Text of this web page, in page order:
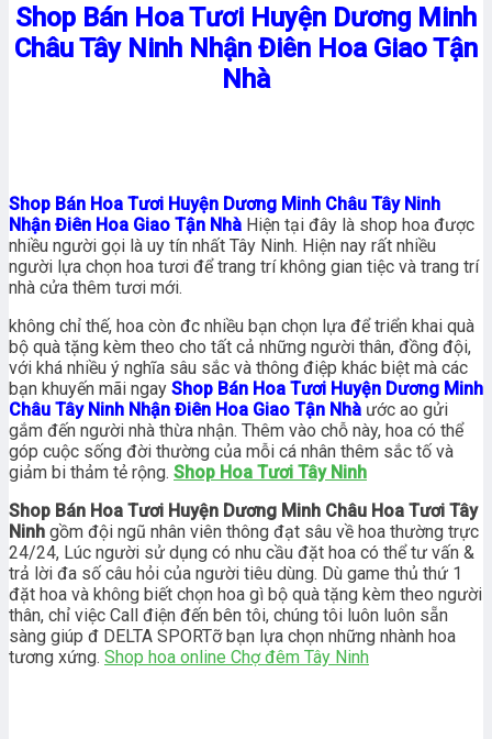
Shop Bán Hoa Tươi Huyện Dương Minh
Châu Tây Ninh Nhận Điên Hoa Giao Tận
Nhà
Shop Bán Hoa Tươi Huyện Dương Minh Châu Tây Ninh
Nhận Điên Hoa Giao Tận Nhà Hiện tại đây là shop hoa được
nhiều người gọi là uy tín nhất Tây Ninh. Hiện nay rất nhiều
người lựa chọn hoa tươi để trang trí không gian tiệc và trang trí
nhà cửa thêm tươi mới.
không chỉ thế, hoa còn đc nhiều bạn chọn lựa để triển khai quà
bộ quà tặng kèm theo cho tất cả những người thân, đồng đội,
với khá nhiều ý nghĩa sâu sắc và thông điệp khác biệt mà các
bạn khuyến mãi ngay Shop Bán Hoa Tươi Huyện Dương Minh
Châu Tây Ninh Nhận Điên Hoa Giao Tận Nhà ước ao gửi
gắm đến người nhà thừa nhận. Thêm vào chỗ này, hoa có thể
góp cuộc sống đời thường của mỗi cá nhân thêm sắc tố và
giảm bi thảm tẻ rộng. Shop Hoa Tươi Tây Ninh
Shop Bán Hoa Tươi Huyện Dương Minh Châu Hoa Tươi Tây
Ninh gồm đội ngũ nhân viên thông đạt sâu về hoa thường trực
24/24, Lúc người sử dụng có nhu cầu đặt hoa có thể tư vấn &
trả lời đa số câu hỏi của người tiêu dùng. Dù game thủ thứ 1
đặt hoa và không biết chọn hoa gì bộ quà tặng kèm theo người
thân, chỉ việc Call điện đến bên tôi, chúng tôi luôn luôn sẵn
sàng giúp đ DELTA SPORTỡ bạn lựa chọn những nhành hoa
tương xứng. Shop hoa online Chợ đêm Tây Ninh